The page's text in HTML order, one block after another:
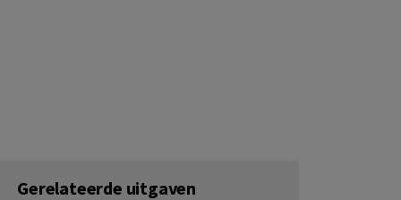
Gerelateerde uitgaven